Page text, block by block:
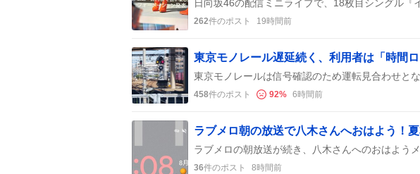
262件のポスト 19時間前
458件のポスト 92% 6時間前
36件のポスト 8時間前